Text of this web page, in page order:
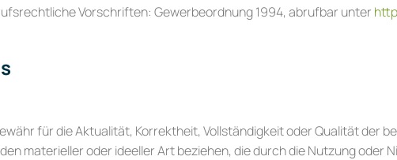
Vorschriften: Gewerbeordnung 1994, abrufbar unter
für die Aktualität, Korrektheit, Vollständigkeit oder Qualität der
materieller oder ideeller Art beziehen, die durch die Nutzung